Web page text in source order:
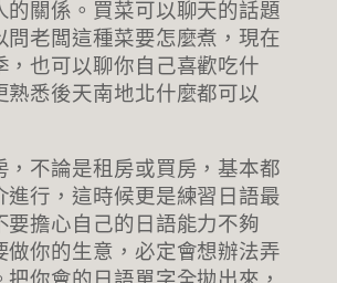
的關係。買菜可以聊天的話題
問老闆這種菜要怎麼煮，現在
，也可以聊你自己喜歡吃什
熟悉後天南地北什麼都可以
，不論是租房或買房，基本都
進行，這時候更是練習日語最
要擔心自己的日語能力不夠
做你的生意，必定會想辦法弄